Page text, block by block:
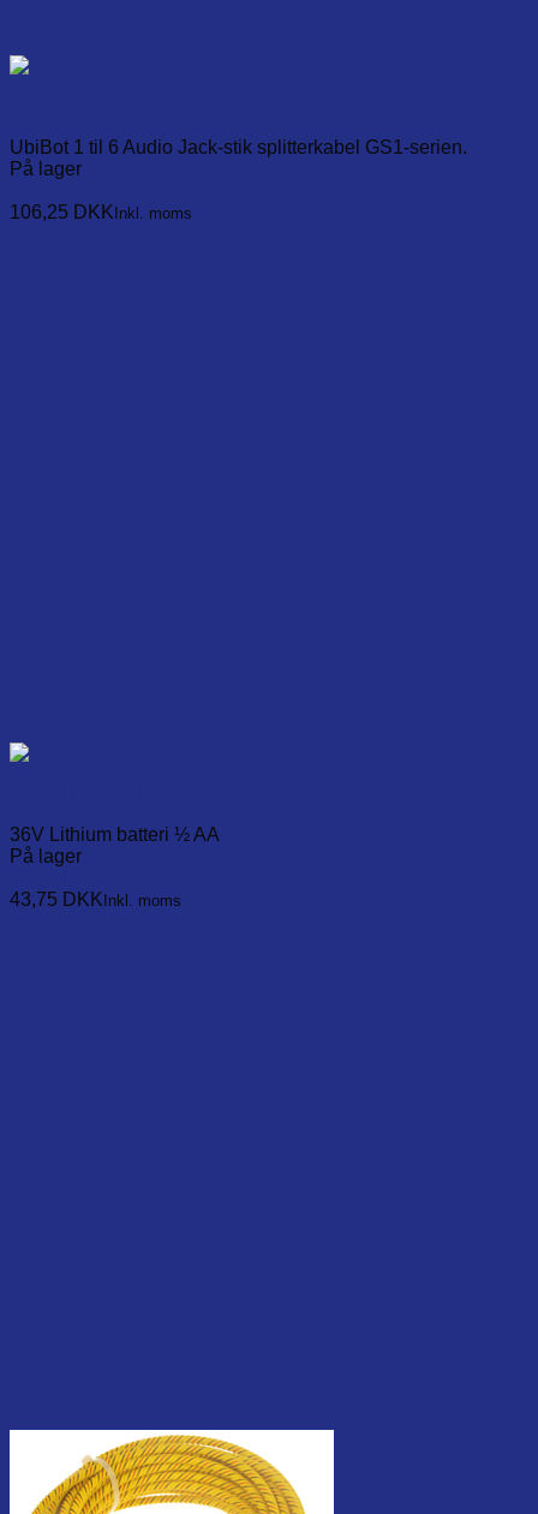
UbiBot 1 til 6 Audio Jack-stik splitterkabel GS1-serien.
På lager
106,25 DKK Inkl. moms
36V Lithium batteri ½ AA
På lager
43,75 DKK Inkl. moms